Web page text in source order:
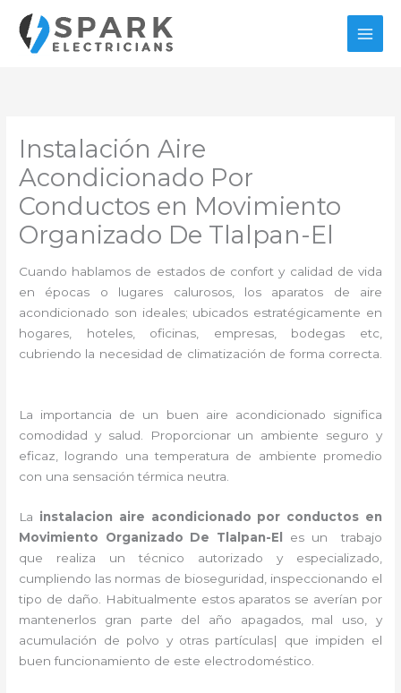
contenido
Instalación Aire
Acondicionado Por
Conductos en Movimiento
Organizado De Tlalpan-El
Cuando hablamos de estados de confort y calidad de vida
en épocas o lugares calurosos, los aparatos de aire
acondicionado son ideales; ubicados estratégicamente en
hogares, hoteles, oficinas, empresas, bodegas etc,
cubriendo la necesidad de climatización de forma correcta.
La importancia de un buen aire acondicionado significa
comodidad y salud. Proporcionar un ambiente seguro y
eficaz, logrando una temperatura de ambiente promedio
con una sensación térmica neutra.
La instalacion aire acondicionado por conductos en
Movimiento Organizado De Tlalpan-El
es un
trabajo
que realiza un técnico autorizado y especializado,
cumpliendo las normas de bioseguridad, inspeccionando el
tipo de daño. Habitualmente estos aparatos se averían por
mantenerlos gran parte del año apagados, mal uso, y
acumulación de polvo y otras partículas| que impiden el
buen funcionamiento de este electrodoméstico.